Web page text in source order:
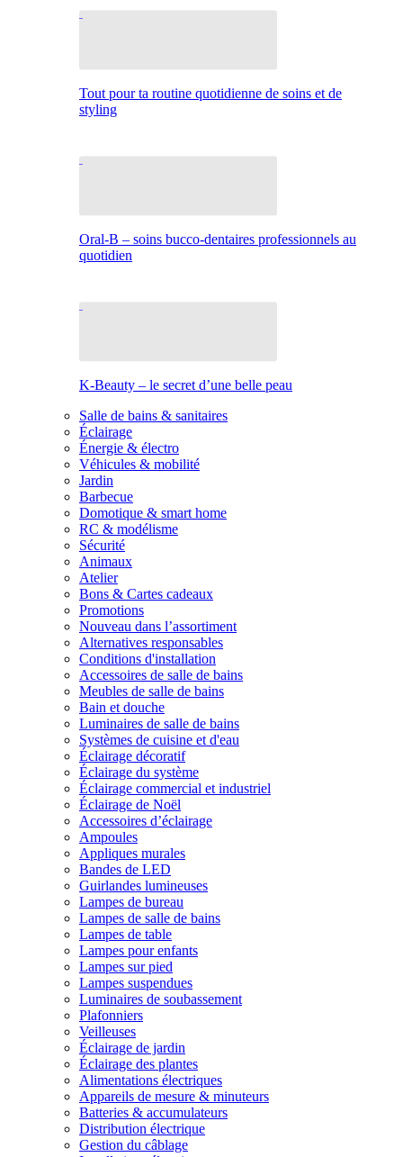
Tout pour ta routine quotidienne de soins et de
styling
Oral-B – soins bucco-dentaires professionnels au
quotidien
K-Beauty – le secret d’une belle peau
Salle de bains & sanitaires
Éclairage
Énergie & électro
Véhicules & mobilité
Jardin
Barbecue
Domotique & smart home
RC & modélisme
Sécurité
Animaux
Atelier
Bons & Cartes cadeaux
Promotions
Nouveau dans l’assortiment
Alternatives responsables
Conditions d'installation
Accessoires de salle de bains
Meubles de salle de bains
Bain et douche
Luminaires de salle de bains
Systèmes de cuisine et d'eau
Éclairage décoratif
Éclairage du système
Éclairage commercial et industriel
Éclairage de Noël
Accessoires d’éclairage
Ampoules
Appliques murales
Bandes de LED
Guirlandes lumineuses
Lampes de bureau
Lampes de salle de bains
Lampes de table
Lampes pour enfants
Lampes sur pied
Lampes suspendues
Luminaires de soubassement
Plafonniers
Veilleuses
Éclairage de jardin
Éclairage des plantes
Alimentations électriques
Appareils de mesure & minuteurs
Batteries & accumulateurs
Distribution électrique
Gestion du câblage